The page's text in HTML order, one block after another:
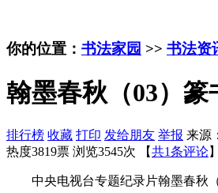
你的位置： 书法家园 >> 书法资
翰墨春秋（03）
排行榜 收藏 打印 发给朋友 举报 来源
热度3819票 浏览3545次 【共1条评论
中央电视台专题纪录片翰墨春秋